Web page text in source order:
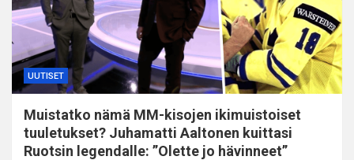
UUTISET
Muistatko nämä MM-kisojen ikimuistoiset
tuuletukset? Juhamatti Aaltonen kuittasi
Ruotsin legendalle: ”Olette jo hävinneet”